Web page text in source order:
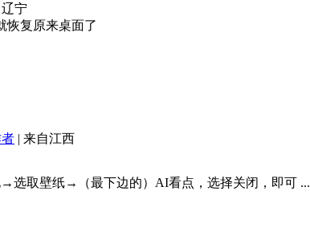
宁
恢复原来桌面了
| 来自江西
取壁纸→（最下边的）AI看点，选择关闭，即可 ...